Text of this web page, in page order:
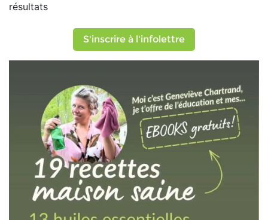
résultats
S'inscrire à l'infolettre